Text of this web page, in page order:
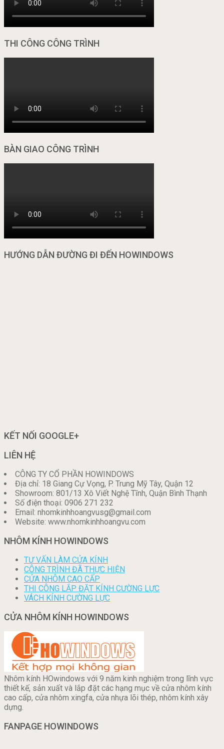
THI CÔNG CÔNG TRÌNH
BÀN GIAO CÔNG TRÌNH
HƯỚNG DẪN ĐƯỜNG ĐI ĐẾN HOWINDOWS
KẾT NỐI GOOGLE+
LIÊN HỆ
CÔNG TY CỔ PHẦN HOWINDOWS
Địa chỉ: 18 Giang Cự Vọng, P. Trung Mỹ Tây, Quận 12
Showroom: 801/13 Xô Viết Nghệ Tĩnh, Quận Bình Thạnh
Số điện thoại: 0906 271 232
Email: nhomkinhhoangvusg@gmail.com
Website: www.nhomkinhhoangvu.com
NHÔM KÍNH HOWINDOWS
TƯ VẤN LÀM CỬA KÍNH
CÔNG TRÌNH ĐÃ THỰC HIỆN
CỬA NHÔM CAO CẤP
THI CÔNG LẮP ĐẶT KÍNH CƯỜNG LỰC
VÁCH KÍNH CƯỜNG LỰC
CỬA NHÔM KÍNH HOWINDOWS
Nhôm kính HOwindows với 9 năm kinh nghiệm trong lĩnh vực
thiết kế, sản xuất và lắp đặt các hạng mục về cửa nhôm kính
cao cấp, cửa nhôm xingfa, cửa nhựa lõi thép, nhôm kính xây
dựng.
FANPAGE HOWINDOWS